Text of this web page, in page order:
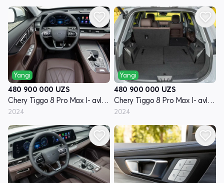
Yangi
480 900 000 UZS
Chery Tiggo 8 Pro Max I- avlod restyling
2024
Yangi
480 900 000 UZS
Chery Tiggo 8 Pro Max I- avlod restyling
2024